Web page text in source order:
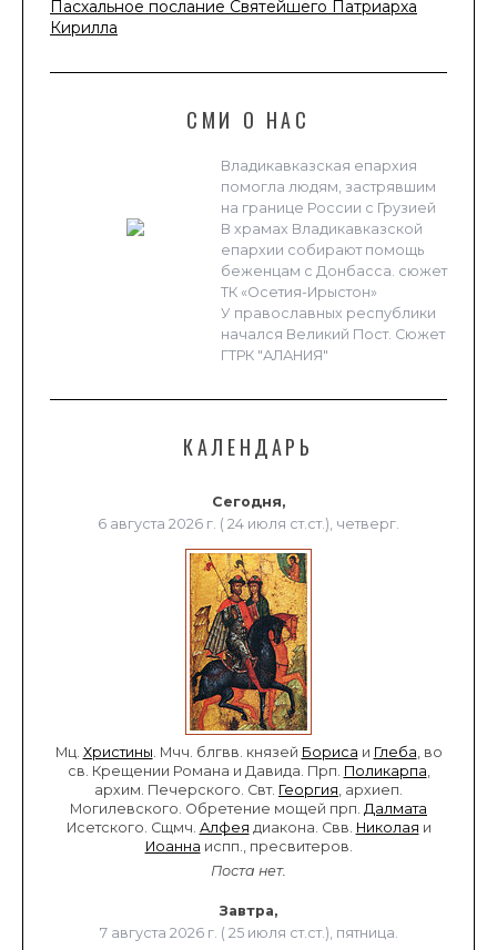
Пасхальное послание Святейшего Патриарха
Кирилла
СМИ О НАС
Владикавказская епархия
помогла людям, застрявшим
на границе России с Грузией
В храмах Владикавказской
епархии собирают помощь
беженцам с Донбасса. сюжет
ТК «Осетия-Ирыстон»
У православных республики
начался Великий Пост. Сюжет
ГТРК "АЛАНИЯ"
КАЛЕНДАРЬ
Сегодня,
6 августа 2026 г. ( 24 июля ст.ст.), четверг.
Мц. Христины. Мчч. блгвв. князей Бориса и Глеба, во
св. Крещении Романа и Давида. Прп. Поликарпа,
архим. Печерского. Свт. Георгия, архиеп.
Могилевского. Обретение мощей прп. Далмата
Исетского. Сщмч. Алфея диакона. Свв. Николая и
Иоанна испп., пресвитеров.
Поста нет.
Завтра,
7 августа 2026 г. ( 25 июля ст.ст.), пятница.